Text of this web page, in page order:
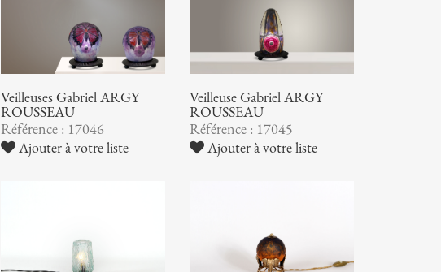
Veilleuses Gabriel ARGY
ROUSSEAU
Référence : 17046
Ajouter à votre liste
Veilleuse Gabriel ARGY
ROUSSEAU
Référence : 17045
Ajouter à votre liste